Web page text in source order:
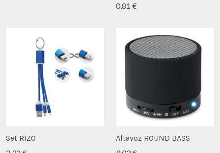
0,81 €
Set RIZO
Altavoz ROUND BASS